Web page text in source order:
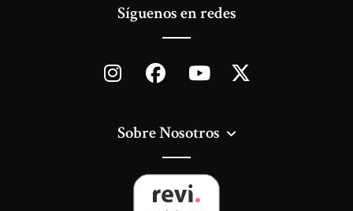
Síguenos en redes
Sobre Nosotros